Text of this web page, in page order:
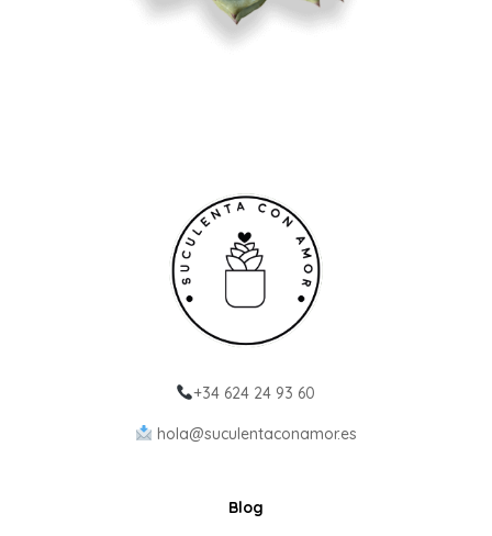
+34 624 24 93 60
hola@suculentaconamor.es
Blog